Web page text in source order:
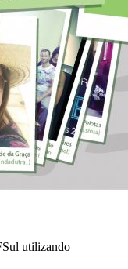
utilizando